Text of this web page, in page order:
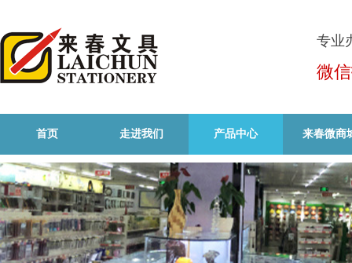
专业
微
首页 走进我们 产品中心 来春微商